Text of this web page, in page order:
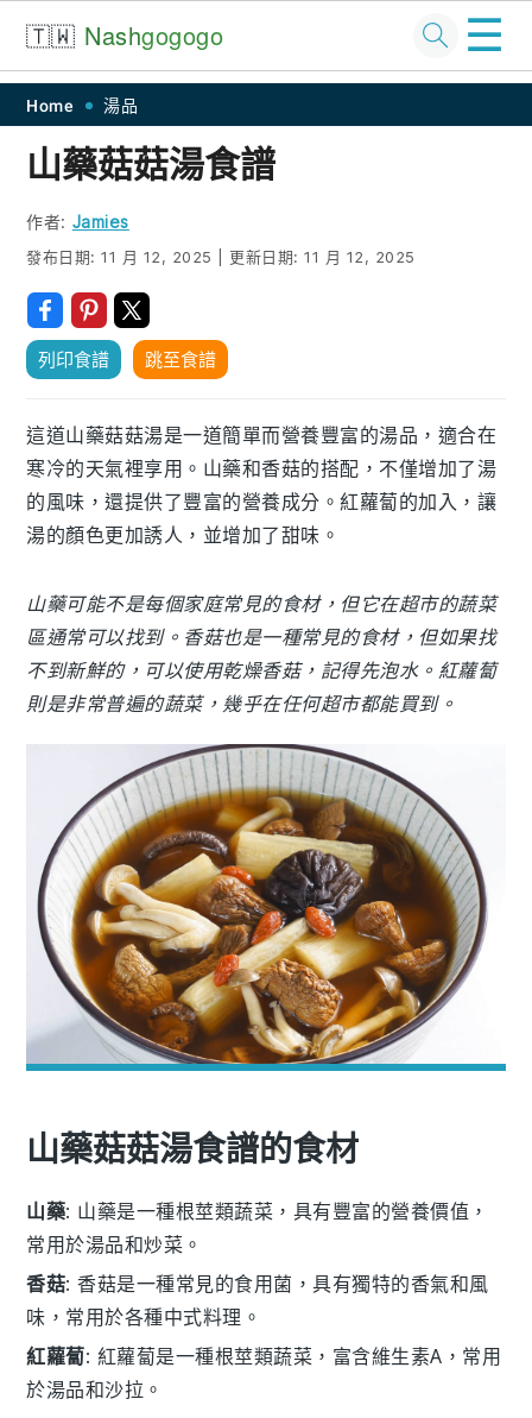
Skip
to
primary
navigation
Skip
to
main
content
Skip
to
primary
sidebar
Skip
to
footer
🇹🇼 Nashgogogo ☰
Home 湯品
山藥菇菇湯食譜
作者: Jamies
發布日期:11 月 12, 2025 更新日期:11 月 12, 2025
列印食譜 跳至食譜
這道山藥菇菇湯是一道簡單而營養豐富的湯品，適合在
寒冷的天氣裡享用。山藥和香菇的搭配，不僅增加了湯
的風味，還提供了豐富的營養成分。紅蘿蔔的加入，讓
湯的顏色更加誘人，並增加了甜味。
山藥可能不是每個家庭常見的食材，但它在超市的蔬菜
區通常可以找到。香菇也是一種常見的食材，但如果找
不到新鮮的，可以使用乾燥香菇，記得先泡水。紅蘿蔔
則是非常普遍的蔬菜，幾乎在任何超市都能買到。
山藥菇菇湯食譜的食材
山藥: 山藥是一種根莖類蔬菜，具有豐富的營養價值，
常用於湯品和炒菜。
香菇: 香菇是一種常見的食用菌，具有獨特的香氣和風
味，常用於各種中式料理。
紅蘿蔔: 紅蘿蔔是一種根莖類蔬菜，富含維生素A，常用
於湯品和沙拉。